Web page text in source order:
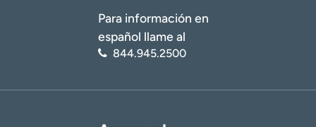
Para información en
español llame al
844.945.2500